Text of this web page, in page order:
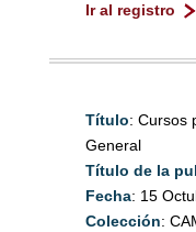
Ir al registro
Título: Cursos
General
Título de la
Fecha: 15
Colección: